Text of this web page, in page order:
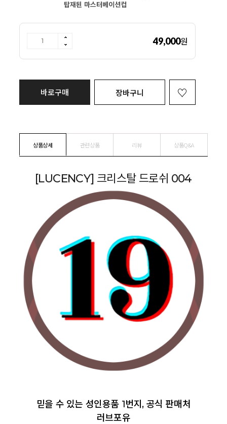
탑재된 마스터베이션컵
49,000원
바로구매 장바구니
상품상세 관련상품 리뷰 상품Q&A
[LUCENCY] 크리스탈 드로쉬 004
믿을 수 있는 성인용품 1번지, 공식 판매처
러브포유